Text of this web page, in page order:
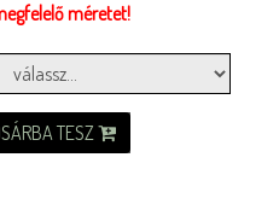
méretet!
TESZ